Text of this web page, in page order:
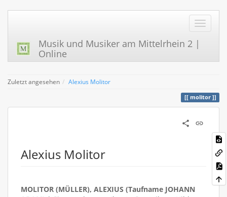
Musik und Musiker am Mittelrhein 2 |
Online
Zuletzt angesehen Alexius Molitor
molitor
Alexius Molitor
MOLITOR (MÜLLER), ALEXIUS (Taufname JOHANN